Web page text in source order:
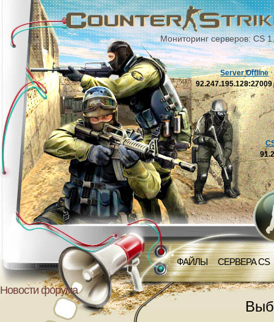
Мониторинг серверов: CS
ФАЙЛЫ СЕРВЕРА CS
Server Offline
92.247.195.128:27009
Новости форума